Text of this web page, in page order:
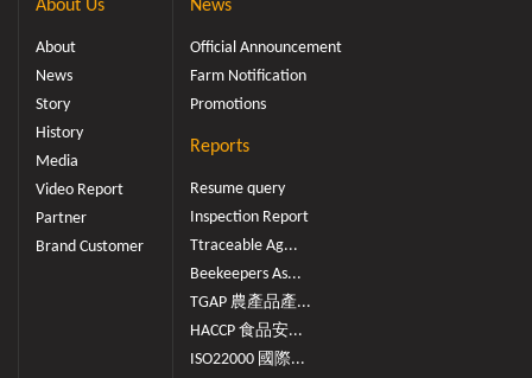
About Us
About
News
Story
History
Media
Video Report
Partner
Brand Customer
News
Official Announcement
Farm Notification
Promotions
Reports
Resume query
Inspection Report
Ttraceable Ag...
Beekeepers As...
TGAP 農產品產...
HACCP 食品安...
ISO22000 國際...